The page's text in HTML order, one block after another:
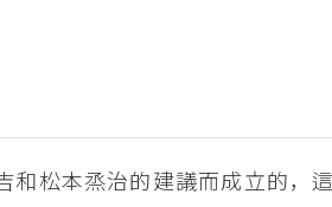
和松本烝治的建議而成立的，